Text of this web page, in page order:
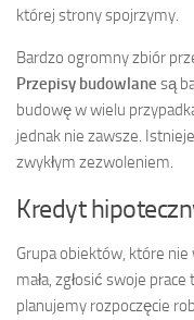
której strony spojrzymy.
Bardzo ogromny zbiór
Przepisy budowlane są
budowę w wielu
jednak nie zawsze.
zwykłym zezwoleniem.
Kredyt
Grupa obiektów, które
mała, zgłosić swoje
planujemy rozpoczęcie